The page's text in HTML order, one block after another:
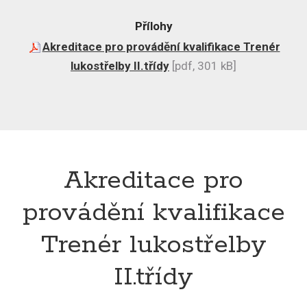
Přílohy
Akreditace pro provádění kvalifikace Trenér
lukostřelby II.třídy [pdf, 301 kB]
Akreditace pro
provádění kvalifikace
Trenér lukostřelby
II.třídy